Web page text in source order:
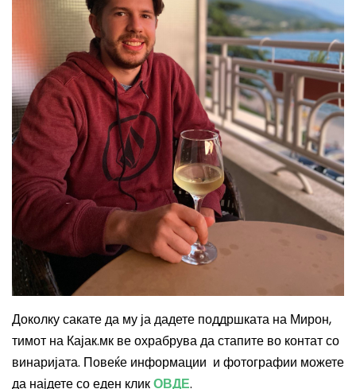
Доколку сакате да му ја дадете поддршката на Мирон,
тимот на Кајак.мк ве охрабрува да стапите во контат со
винаријата. Повеќе информации и фотографии можете
да најдете со еден кликОВДЕ.